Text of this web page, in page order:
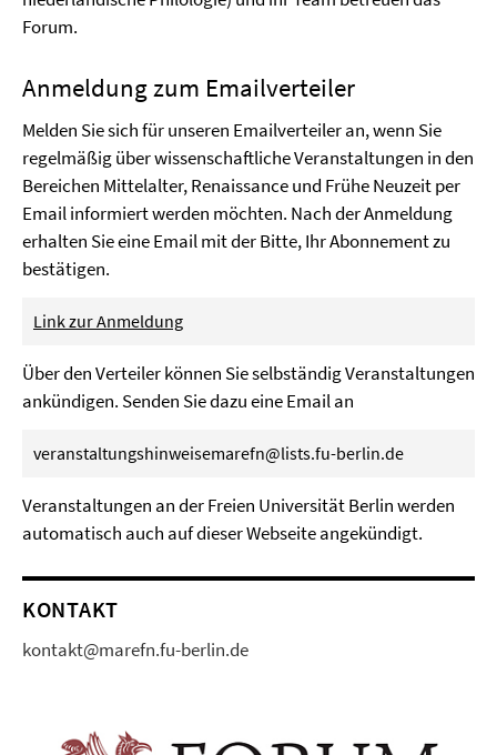
Forum.
Anmeldung zum Emailverteiler
Melden Sie sich für unseren Emailverteiler an, wenn Sie
regelmäßig über wissenschaftliche Veranstaltungen in den
Bereichen Mittelalter, Renaissance und Frühe Neuzeit per
Email informiert werden möchten. Nach der Anmeldung
erhalten Sie eine Email mit der Bitte, Ihr Abonnement zu
bestätigen.
Link zur Anmeldung
Über den Verteiler können Sie selbständig Veranstaltungen
ankündigen. Senden Sie dazu eine Email an
veranstaltungshinweisemarefn@lists.fu-berlin.de
Veranstaltungen an der Freien Universität Berlin werden
automatisch auch auf dieser Webseite angekündigt.
KONTAKT
kontakt@marefn.fu-berlin.de